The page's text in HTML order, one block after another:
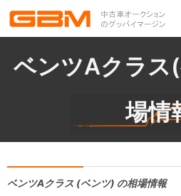
ベンツAクラス
場情
ベンツAクラス (ベンツ) の相場情報